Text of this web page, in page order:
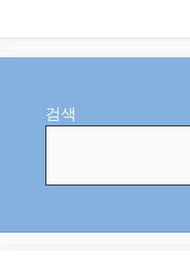
검색